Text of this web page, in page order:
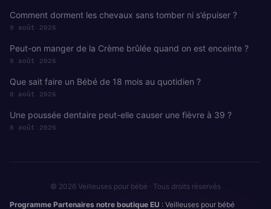
Comment dorment les chevaux sans tomber ni s’épuiser ?
9 août 2026
Peut-on manger de la Crème brûlée quand on est enceinte ?
9 août 2026
Que sait faire un Bébé de 18 mois au quotidien ?
8 août 2026
Une poussée dentaire peut-elle causer une fièvre à 39 ?
8 août 2026
© 2026 Veilleuses pour bébé · Tous droits réservés
Programme Partenaires notre boutique EU : Veilleuses pour bébé